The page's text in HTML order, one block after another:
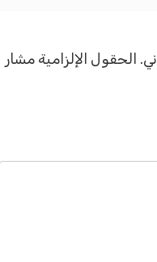
الحقول الإلزامية مشار